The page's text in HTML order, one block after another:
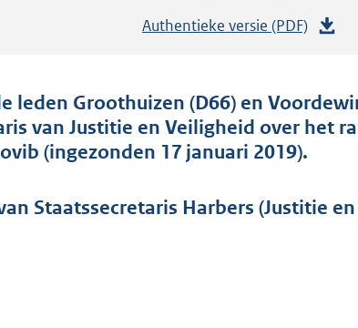
Authentieke versie (PDF)
t
a
s
leden Groothuizen (D66) en
van Justitie en Veiligheid over het
(ingezonden 17 januari 2019).
Staatssecretaris Harbers (Justitie